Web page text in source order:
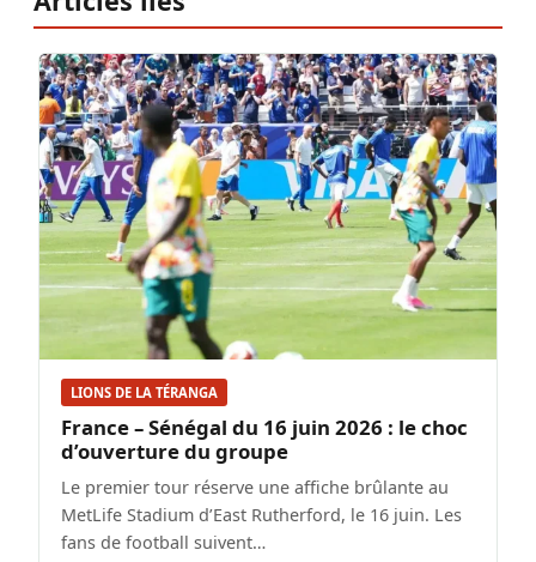
LIONS DE LA TÉRANGA
France – Sénégal du 16 juin 2026 : le choc
d’ouverture du groupe
Le premier tour réserve une affiche brûlante au
MetLife Stadium d’East Rutherford, le 16 juin. Les
fans de football suivent…